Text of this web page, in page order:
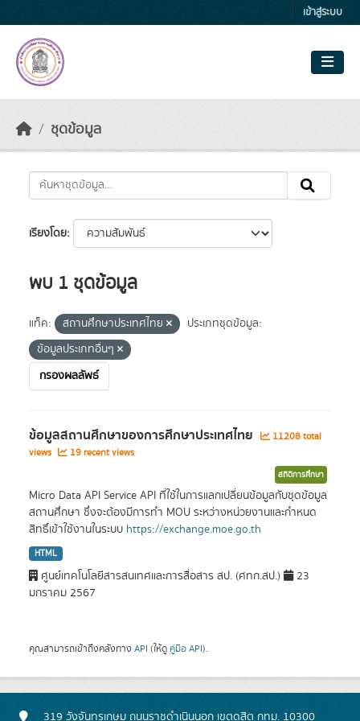
เข้าสู่ระบบ
ชุดข้อมูล
เรียงโดย
พบ 1 ชุดข้อมูล
แท็ค: สถานศึกษาประเทศไทย
ประเภทชุดข้อมูล:
ข้อมูลประเภทอื่นๆ
กรองผลลัพธ์
ข้อมูลสถานศึกษาของการศึกษาประเทศไทย
11208 total
views
19 recent views
สถิติการศึกษา
Micro Data API Service API ที่ใช้ในการแลกเปลี่ยนข้อมูลกับชุดข้อมูล
สถานศึกษา ซึ่งจะต้องมีการทำ MOU ระหว่างหน่วยงานและกำหนด
สิทธิ์เข้าใช้งานในระบบ https://exchange.moe.go.th
HTML
ศูนย์เทคโนโลยีสารสนเทศและการสื่อสาร สป. (ศทก.สป.)
23
มกราคม 2567
คุณสามารถเข้าถึงคลังทาง API (ให้ดู คู่มือ API).
319 วังจันทรเกษม ถนนราชดำเนินนอก เขตดุสิต กทม. 10300